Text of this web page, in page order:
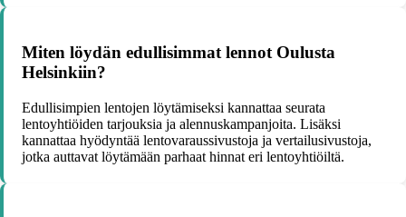
Miten löydän edullisimmat lennot Oulusta
Helsinkiin?
Edullisimpien lentojen löytämiseksi kannattaa seurata
lentoyhtiöiden tarjouksia ja alennuskampanjoita. Lisäksi
kannattaa hyödyntää lentovaraussivustoja ja vertailusivustoja,
jotka auttavat löytämään parhaat hinnat eri lentoyhtiöiltä.